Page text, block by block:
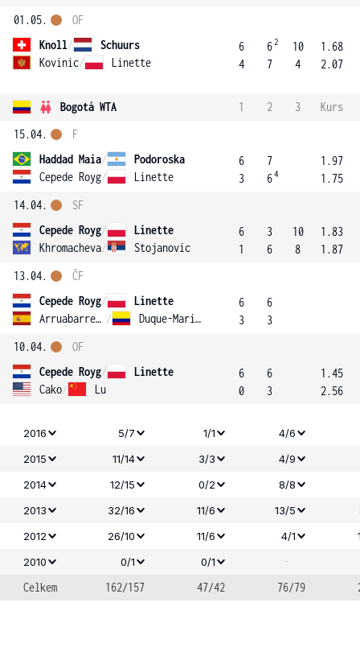
01.05.
Knoll/
Schuurs
Kovinic/ Linette
OF
6
4
62
7
10
4
1.68
2.07
Bogotá WTA 1 2 3
Kurs
15.04.
Haddad Maia/
Podoroska
Cepede Royg/ Linette
F
6
3
7
64
1.97
1.75
14.04.
Cepede Royg/
Linette
Khromacheva/ Stojanovic
SF
6
1
3
6
10
8
1.83
1.87
13.04.
Cepede Royg/
Linette
Arruabarrena-Vecino / Duque-Marino
ČF
6
3
6
3
10.04.
Cepede Royg/
Linette
Cako/ Lu
OF
6
0
6
3
1.45
2.56
2016 5/7 1/1
4/6
2015
11/14 3/3
4/9
2014
12/15 0/2 8/8
2013
32/16 11/6 13/5
2012
26/10 11/6 4/1
2010
0/1 0/1
-
Celkem
162/157 47/42 76/79